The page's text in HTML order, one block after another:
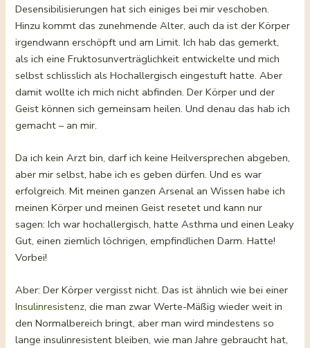
Desensibilisierungen hat sich einiges bei mir veschoben.
Hinzu kommt das zunehmende Alter, auch da ist der Körper
irgendwann erschöpft und am Limit. Ich hab das gemerkt,
als ich eine Fruktosunverträglichkeit entwickelte und mich
selbst schlisslich als Hochallergisch eingestuft hatte. Aber
damit wollte ich mich nicht abfinden. Der Körper und der
Geist können sich gemeinsam heilen. Und denau das hab ich
gemacht – an mir.
Da ich kein Arzt bin, darf ich keine Heilversprechen abgeben,
aber mir selbst, habe ich es geben dürfen. Und es war
erfolgreich. Mit meinen ganzen Arsenal an Wissen habe ich
meinen Körper und meinen Geist resetet und kann nur
sagen: Ich war hochallergisch, hatte Asthma und einen Leaky
Gut, einen ziemlich löchrigen, empfindlichen Darm. Hatte!
Vorbei!
Aber: Der Körper vergisst nicht. Das ist ähnlich wie bei einer
Insulinresistenz, die man zwar Werte-Mäßig wieder weit in
den Normalbereich bringt, aber man wird mindestens so
lange insulinresistent bleiben, wie man Jahre gebraucht hat,